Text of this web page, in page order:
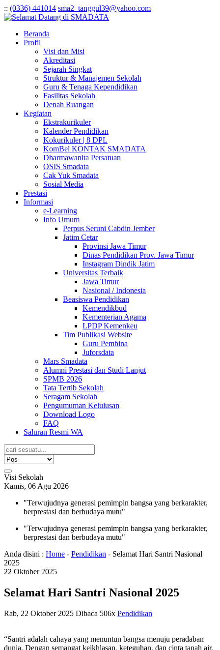
:: (0336) 441014 sma2_tanggul39@yahoo.com
Beranda
Profil
Visi dan Misi
Akreditasi
Sejarah Singkat
Struktur & Manajemen Sekolah
Guru & Tenaga Kependidikan
Fasilitas Sekolah
Denah Ruangan
Kegiatan
Ekstrakurikuler
Kalender Pendidikan
Kokurikuler | 8 DPL
KomBel KONTAK SMADATA
Dharmawanita Persatuan
OSIS Smadata
Cak Yuk Smadata
Sosial Media
Prestasi
Informasi
e-Learning
Info Umum
Perpus Seruni Cabdin Jember
Jatim Cetar
Provinsi Jawa Timur
Dinas Pendidikan Prov. Jawa Timur
Instagram Dindik Jatim
Universitas Terbaik
Jawa Timur
Nasional / Indonesia
Beasiswa Pendidikan
Kemendikbud
Kementerian Agama
LPDP Kemenkeu
Tim Publikasi Website
Guru Pembina
Juforsdata
Mars Smadata
Alumni Prestasi dan Studi Lanjut
SPMB 2026
Tata Tertib Sekolah
Seragam Sekolah
Pengumuman Kelulusan
Download Logo
FAQ
Saluran Resmi WA
Visi Sekolah
Kamis, 06 Agu 2026
"Terwujudnya generasi pemimpin bangsa yang berkarakter,
berprestasi dan berbudaya mutu"
"Terwujudnya generasi pemimpin bangsa yang berkarakter,
berprestasi dan berbudaya mutu"
Anda disini : Home - Pendidikan - Selamat Hari Santri Nasional
2025
22 Oktober 2025
Selamat Hari Santri Nasional 2025
Rab, 22 Oktober 2025 Dibaca 506x Pendidikan
“Santri adalah cahaya yang menuntun bangsa menuju peradaban
dunia. Dengan semangat keikhlasan, keteguhan, dan cinta tanah air,